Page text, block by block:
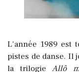
L'année 1989 est
pistes de danse. Il
la trilogieAllô